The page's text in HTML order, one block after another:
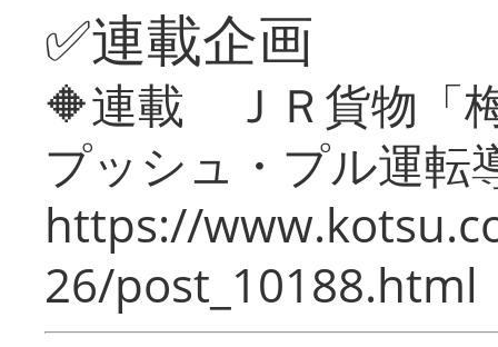
✅連載企画
🔶連載 ＪＲ貨物「
プッシュ・プル運転
https://
26/post_10188.html